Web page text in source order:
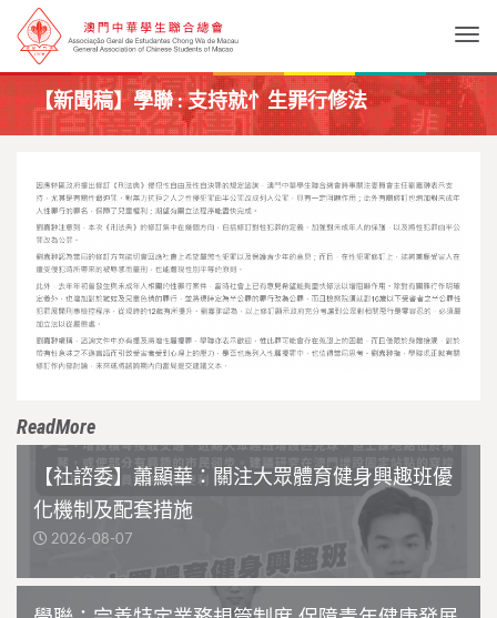
【新聞稿】學聯 : 支持就忄生罪行修法
ReadMore
【社諮委】蕭顯華：關注大眾體育健身興趣班優
化機制及配套措施
2026-08-07